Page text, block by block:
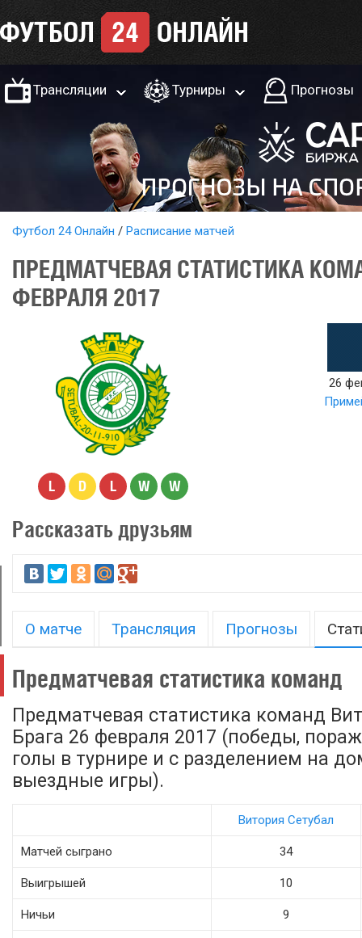
Трансляции Турниры Прогнозы
Футбол 24 Онлайн Расписание матчей
ПРЕДМАТЧЕВАЯ СТАТИСТИКА
ФЕВРАЛЯ 2017
L D L W W
26
Рассказать друзьям
О матче Трансляция Прогнозы
Предматчевая статистика команд
Предматчевая статистика команд
Брага 26 февраля 2017 (победы,
голы в турнире и с разделением на
выездные игры).
Витория Сетубал
Матчей сыграно 34
Выигрышей 10
Ничьи 9